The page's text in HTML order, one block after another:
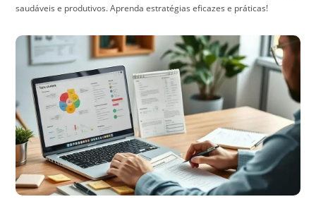
saudáveis e produtivos. Aprenda estratégias eficazes e práticas!